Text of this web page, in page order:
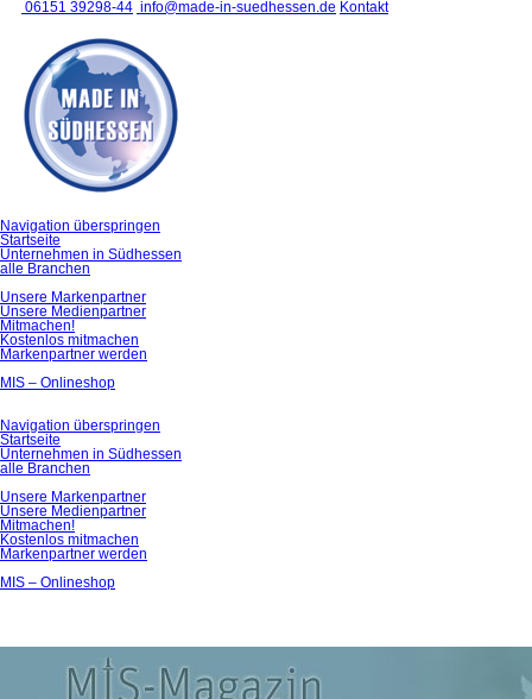
06151 39298-44 info@made-in-suedhessen.de Kontakt
Navigation überspringen
Startseite
Unternehmen in Südhessen
alle Branchen
Unsere Markenpartner
Unsere Medienpartner
Mitmachen!
Kostenlos mitmachen
Markenpartner werden
MIS – Onlineshop
Navigation überspringen
Startseite
Unternehmen in Südhessen
alle Branchen
Unsere Markenpartner
Unsere Medienpartner
Mitmachen!
Kostenlos mitmachen
Markenpartner werden
MIS – Onlineshop